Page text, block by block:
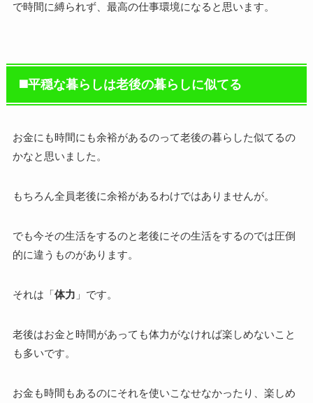
で時間に縛られず、最高の仕事環境になると思います。
◼️平穏な暮らしは老後の暮らしに似てる
お金にも時間にも余裕があるのって老後の暮らした似てるの
かなと思いました。
もちろん全員老後に余裕があるわけではありませんが。
でも今その生活をするのと老後にその生活をするのでは圧倒
的に違うものがあります。
それは「体力 」です。
老後はお金と時間があっても体力がなければ楽しめないこと
も多いです。
お金も時間もあるのにそれを使いこなせなかったり、楽しめ